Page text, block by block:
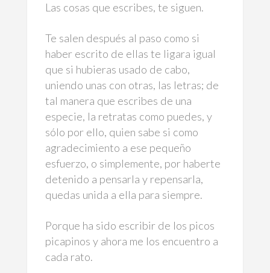
Las cosas que escribes, te siguen.
Te salen después al paso como si
haber escrito de ellas te ligara igual
que si hubieras usado de cabo,
uniendo unas con otras, las letras; de
tal manera que escribes de una
especie, la retratas como puedes, y
sólo por ello, quien sabe si como
agradecimiento a ese pequeño
esfuerzo, o simplemente, por haberte
detenido a pensarla y repensarla,
quedas unida a ella para siempre.
Porque ha sido escribir de los picos
picapinos y ahora me los encuentro a
cada rato.